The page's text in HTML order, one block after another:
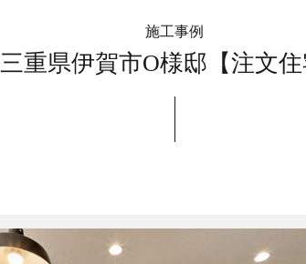
施工事例
三重県伊賀市O様邸【注文住